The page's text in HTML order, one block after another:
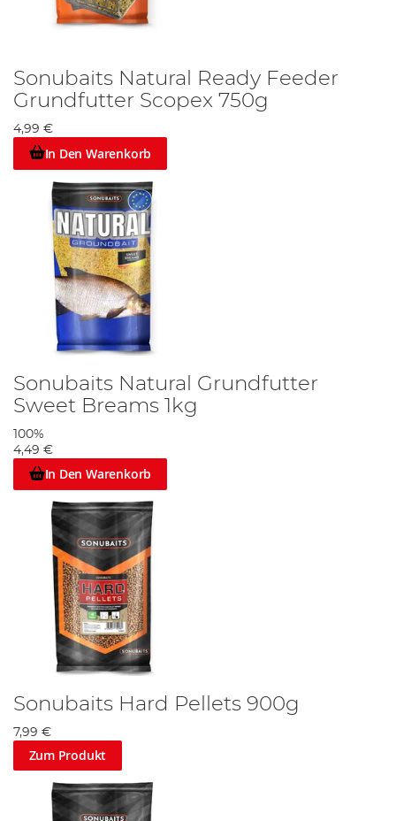
Sonubaits Natural Ready Feeder
Grundfutter Scopex 750g
4,99 €
In Den Warenkorb
Sonubaits Natural Grundfutter
Sweet Breams 1kg
100%
4,49 €
In Den Warenkorb
Sonubaits Hard Pellets 900g
7,99 €
Zum Produkt